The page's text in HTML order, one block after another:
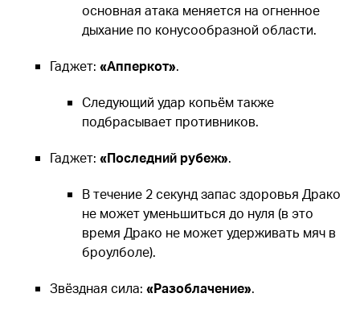
основная атака меняется на огненное
дыхание по конусообразной области.
Гаджет:«Апперкот».
Следующий удар копьём также
подбрасывает противников.
Гаджет:«Последний рубеж».
В течение 2 секунд запас здоровья Драко
не может уменьшиться до нуля (в это
время Драко не может удерживать мяч в
броулболе).
Звёздная сила:«Разоблачение».